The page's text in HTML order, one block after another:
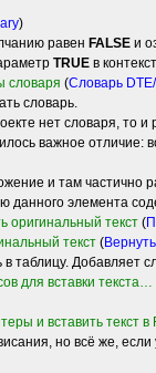
)
равен FALSE и
TRUE в
словаря (Словарь
словарь.
нет словаря, то
важное отличие:
и там частично
данного элемента
оригинальный текст (
текст (
таблицу. Добавляет
для вставки текста…
и вставить текст в
но всё же,